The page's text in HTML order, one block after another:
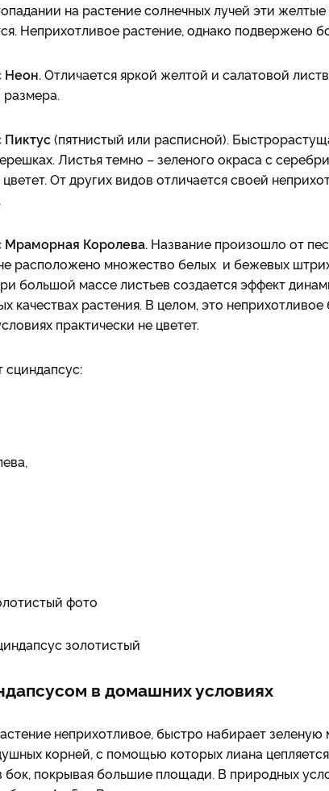
на растение солнечных лучей эти
Неприхотливое растение, однако подвержено
Неон.Отличается яркой желтой и салатовой
Пиктус(пятнистый или расписной).
Листья темно – зеленого окраса с
От других видов отличается своей
Мраморная Королева. Название произошло от
расположено множество белых и бежевых
большой массе листьев создается эффект
качествах растения. В целом, это
практически не цветет.
золотистый
в домашних условиях
неприхотливое, быстро набирает
корней, с помощью которых лиана цепляется
бок, покрывая большие площади. В природных